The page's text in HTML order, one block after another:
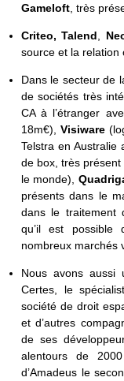
Gameloft, très
Criteo, Talend
source et la relation
Dans le secteur de
de sociétés très
CA à l’étranger
18m€),Visiware
Telstra en Australie
de box, très présent
le monde),
présents dans le
dans le traitement
qu’il est possible
nombreux marchés
Nous avons aussi
Certes, le
société de droit
et d’autres
de ses
alentours de
d’Amadeus le